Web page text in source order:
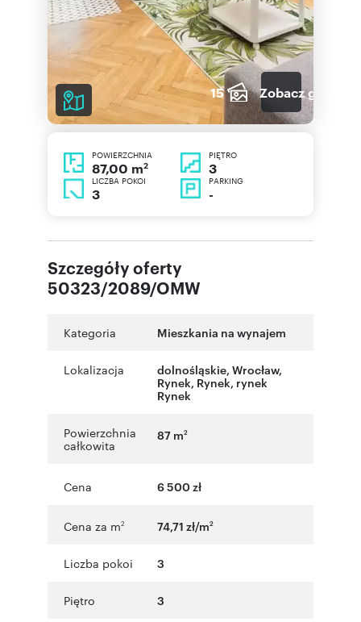
15 Zobacz galerię
POWIERZCHNIA
87,00 m2
PIĘTRO
3
LICZBA POKOI
3
PARKING
-
Szczegóły oferty
50323/2089/OMW
Kategoria Mieszkania na wynajem
Lokalizacja dolnośląskie, Wrocław,
Rynek, Rynek, rynek
Rynek
Powierzchnia
całkowita
87 m2
Cena 6 500 zł
Cena za m2 74,71 zł/m2
Liczba pokoi 3
Piętro 3